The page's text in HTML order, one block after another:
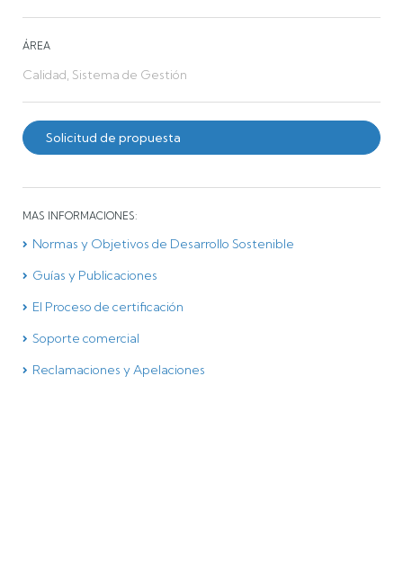
ÁREA
Calidad, Sistema de Gestión
Solicitud de propuesta
MAS INFORMACIONES:
Normas y Objetivos de Desarrollo Sostenible
Guías y Publicaciones
El Proceso de certificación
Soporte comercial
Reclamaciones y Apelaciones